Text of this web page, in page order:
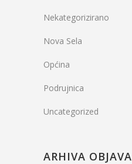
Nekategorizirano
Nova Sela
Općina
Podrujnica
Uncategorized
ARHIVA OBJAVA